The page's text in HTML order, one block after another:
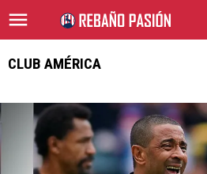
CLUB AMÉRICA